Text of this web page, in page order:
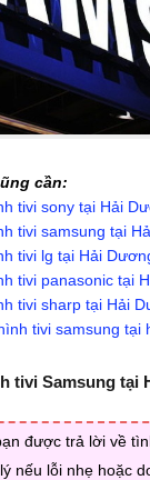
cần:
tivi sony tại Hải
tivi samsung tại
tivi lg tại Hải
tivi panasonic tại
tivi sharp tại Hải
tivi samsung tại
tivi Samsung tại
được trả lời về
nếu lỗi nhẹ hoặc